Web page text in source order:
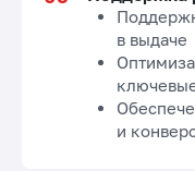
в выдаче
и